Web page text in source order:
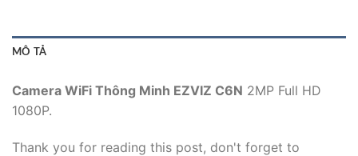
MÔ TẢ
Camera WiFi Thông Minh EZVIZ C6N 2MP Full HD
1080P.
Thank you for reading this post, don't forget to